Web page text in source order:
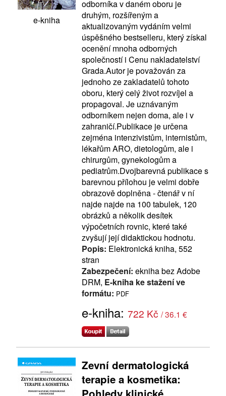
e-kniha
odborníka v daném oboru je
druhým, rozšířeným a
aktualizovaným vydáním velmi
úspěšného bestselleru, který získal
ocenění mnoha odborných
společností i Cenu nakladatelství
Grada.Autor je považován za
jednoho ze zakladatelů tohoto
oboru, který celý život rozvíjel a
propagoval. Je uznávaným
odborníkem nejen doma, ale i v
zahraničí.Publikace je určena
zejména intenzivistům, internistům,
lékařům ARO, dietologům, ale i
chirurgům, gynekologům a
pediatrům.Dvojbarevná publikace s
barevnou přílohou je velmi dobře
obrazově doplněna - čtenář v ní
najde najde na 100 tabulek, 120
obrázků a několik desítek
výpočetních rovnic, které také
zvyšují její didaktickou hodnotu.
Popis: Elektronická kniha, 552
stran
Zabezpečení: ekniha bez Adobe
DRM, E-kniha ke stažení ve
formátu: PDF
e-kniha: 722 Kč / 36.1 €
Zevní dermatologická
terapie a kosmetika: